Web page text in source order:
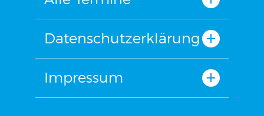
Datenschutzerklärung
Impressum